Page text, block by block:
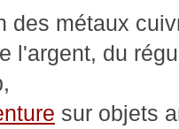
des métaux
l'argent, du
sur objets